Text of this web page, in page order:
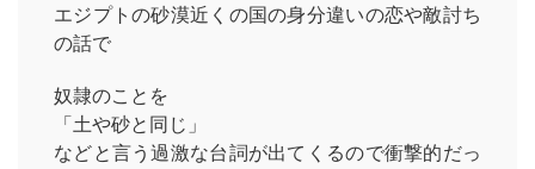
エジプトの砂漠近くの国の身分違いの恋や敵討ち
の話で
奴隷のことを
「土や砂と同じ」
などと言う過激な台詞が出てくるので衝撃的だっ